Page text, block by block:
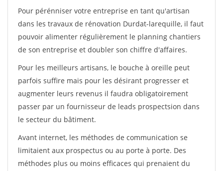
Pour pérénniser votre entreprise en tant qu'artisan
dans les travaux de rénovation Durdat-larequille, il faut
pouvoir alimenter régulièrement le planning chantiers
de son entreprise et doubler son chiffre d'affaires.
Pour les meilleurs artisans, le bouche à oreille peut
parfois suffire mais pour les désirant progresser et
augmenter leurs revenus il faudra obligatoirement
passer par un fournisseur de leads prospectsion dans
le secteur du bâtiment.
Avant internet, les méthodes de communication se
limitaient aux prospectus ou au porte à porte. Des
méthodes plus ou moins efficaces qui prenaient du